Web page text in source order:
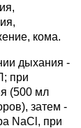
кома.
дыхания -
при
(500 мл
затем -
NaCl, при